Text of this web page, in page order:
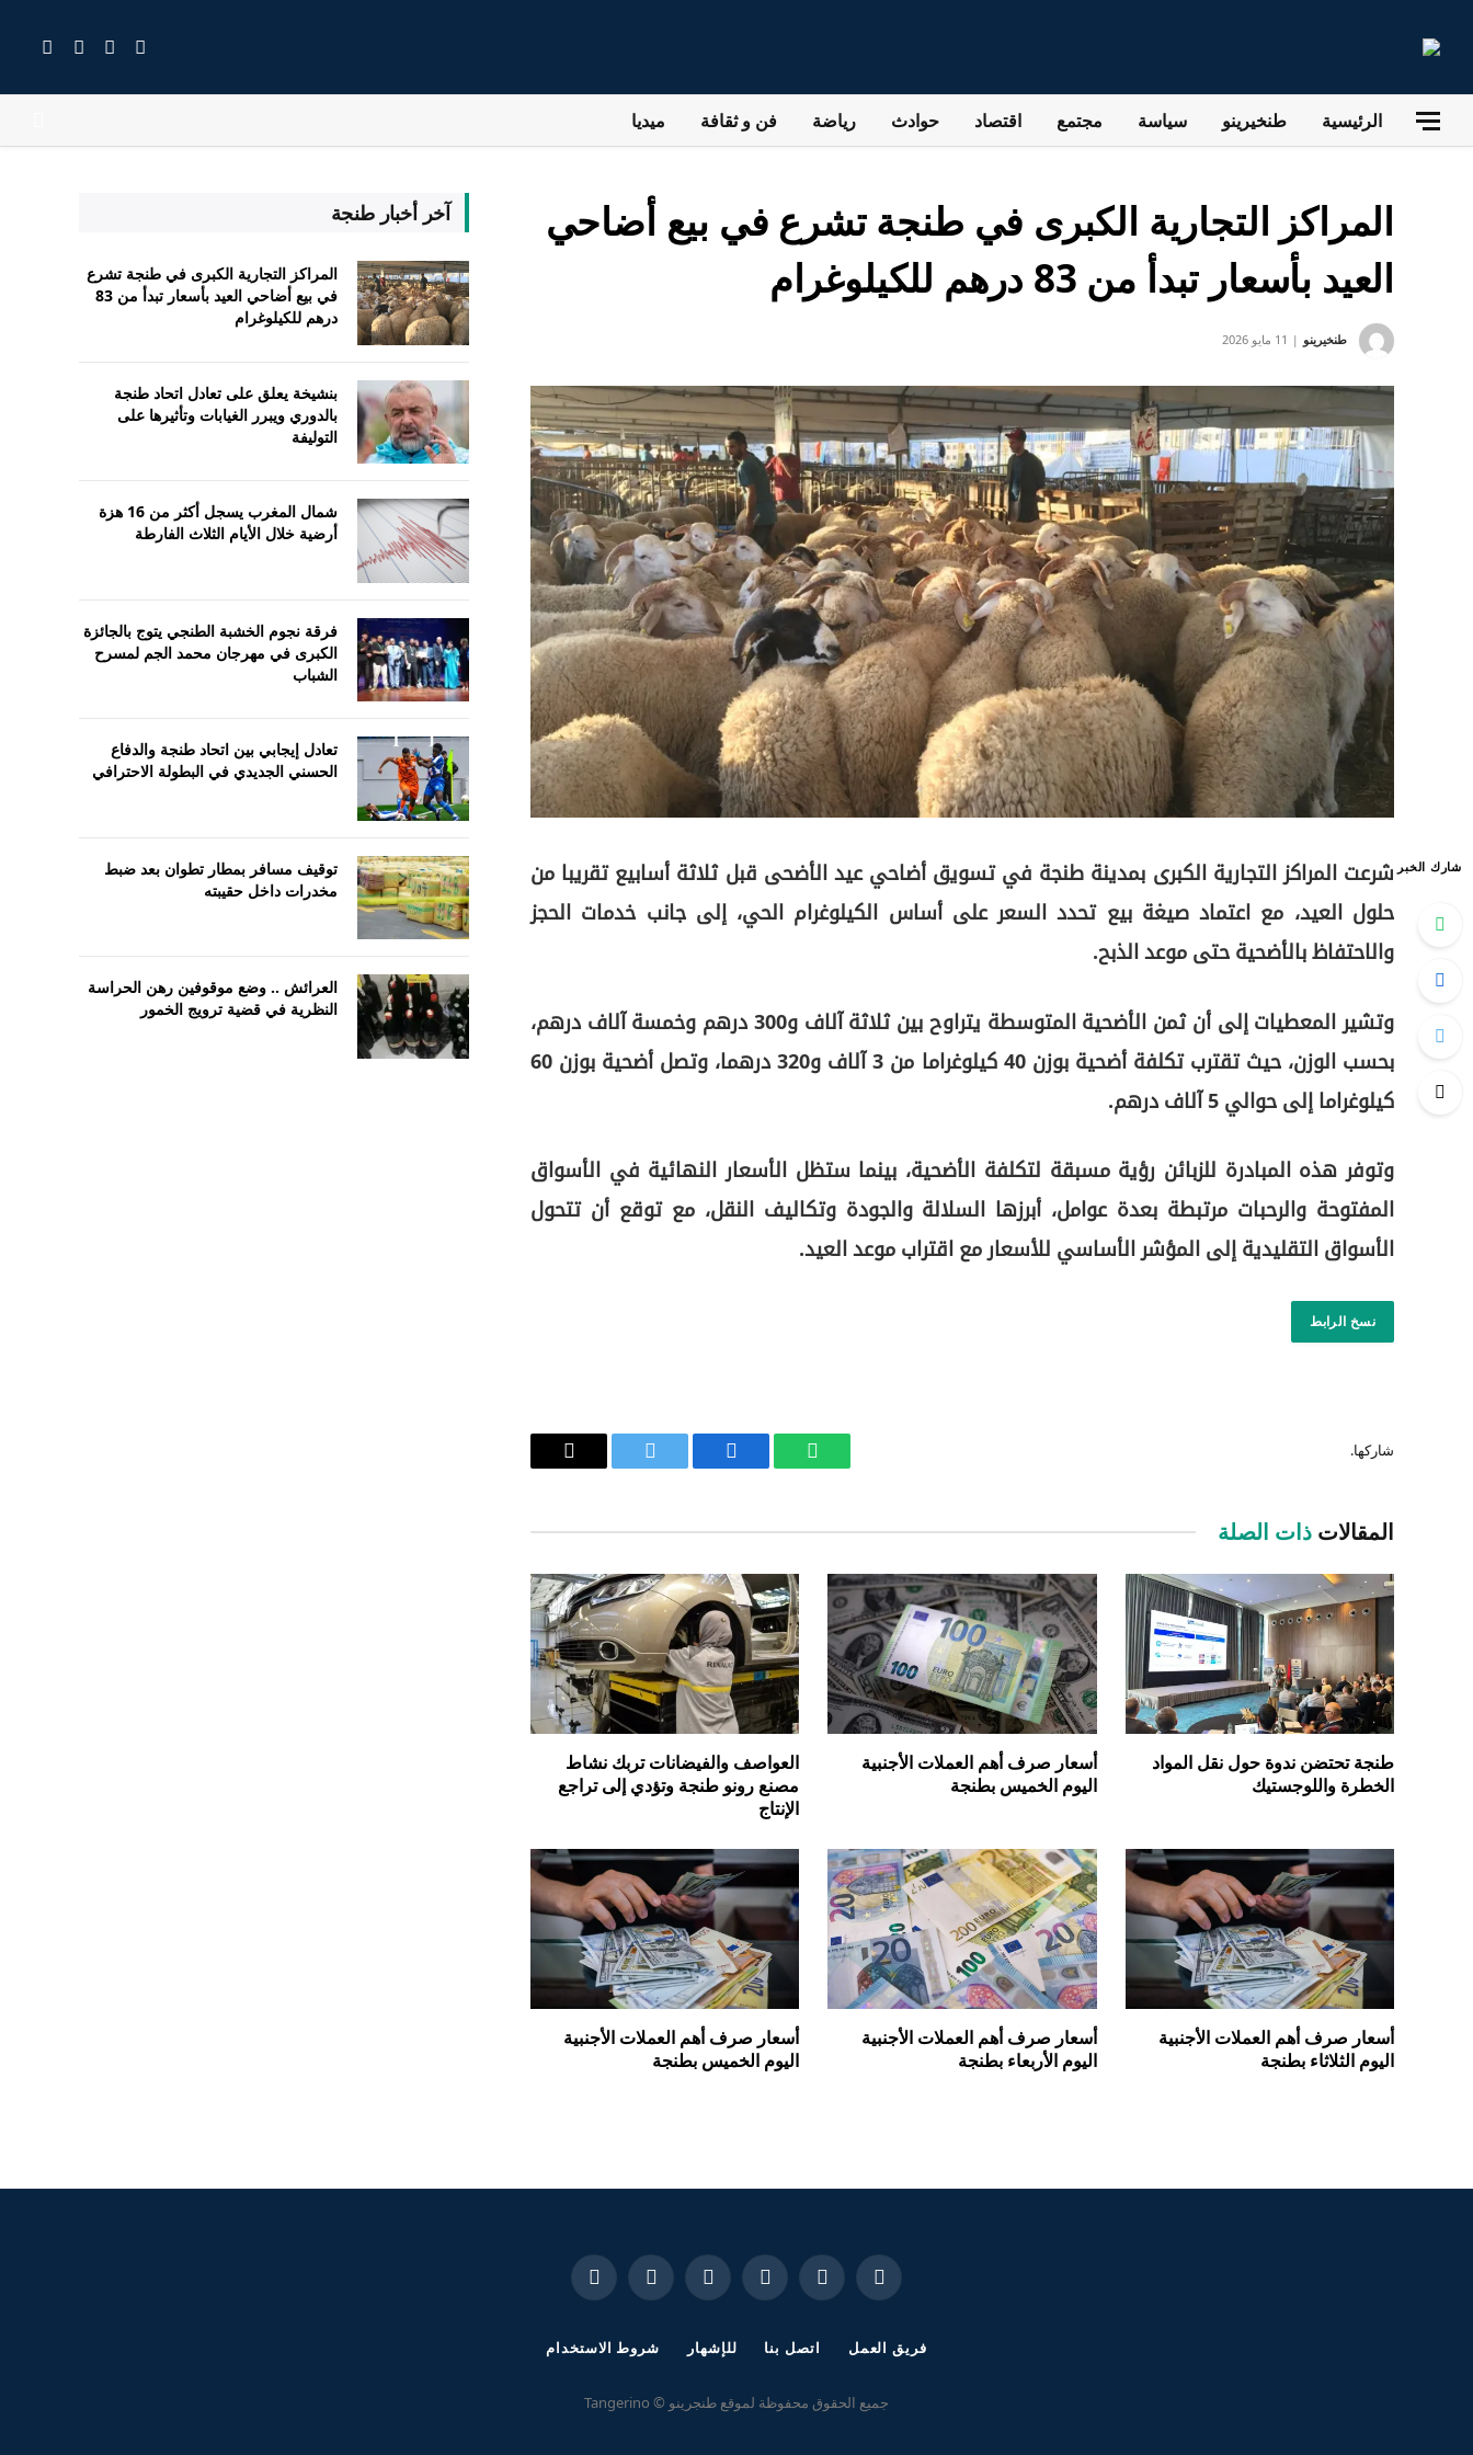
فيسبوك
X
الانستغرام
RSS
الرئيسية طنخيرينو سياسة مجتمع اقتصاد حوادث رياضة فن و ثقافة ميديا
المراكز التجارية الكبرى في طنجة تشرع في بيع أضاحي
العيد بأسعار تبدأ من 83 درهم للكيلوغرام
طنخيرينو 11 مايو 2026
شارك الخبر شرعت المراكز التجارية الكبرى بمدينة طنجة في تسويق أضاحي عيد الأضحى قبل ثلاثة أسابيع تقريبا من
حلول العيد، مع اعتماد صيغة بيع تحدد السعر على أساس الكيلوغرام الحي، إلى جانب خدمات الحجز
والاحتفاظ بالأضحية حتى موعد الذبح.
وتشير المعطيات إلى أن ثمن الأضحية المتوسطة يتراوح بين ثلاثة آلاف و300 درهم وخمسة آلاف درهم،
بحسب الوزن، حيث تقترب تكلفة أضحية بوزن 40 كيلوغراما من 3 آلاف و320 درهما، وتصل أضحية بوزن 60
كيلوغراما إلى حوالي 5 آلاف درهم.
وتوفر هذه المبادرة للزبائن رؤية مسبقة لتكلفة الأضحية، بينما ستظل الأسعار النهائية في الأسواق
المفتوحة والرحبات مرتبطة بعدة عوامل، أبرزها السلالة والجودة وتكاليف النقل، مع توقع أن تتحول
الأسواق التقليدية إلى المؤشر الأساسي للأسعار مع اقتراب موعد العيد.
نسخ الرابط
شاركها.
واتساب فيسبوك تويتر
Copy
المقالات ذات الصلة
طنجة تحتضن ندوة حول نقل المواد
الخطرة واللوجستيك
أسعار صرف أهم العملات الأجنبية
اليوم الخميس بطنجة
العواصف والفيضانات تربك نشاط
مصنع رونو طنجة وتؤدي إلى تراجع
الإنتاج
أسعار صرف أهم العملات الأجنبية
اليوم الثلاثاء بطنجة
أسعار صرف أهم العملات الأجنبية
اليوم الأربعاء بطنجة
أسعار صرف أهم العملات الأجنبية
اليوم الخميس بطنجة
آخر أخبار طنجة
المراكز التجارية الكبرى في طنجة تشرع
في بيع أضاحي العيد بأسعار تبدأ من 83
درهم للكيلوغرام
بنشيخة يعلق على تعادل اتحاد طنجة
بالدوري ويبرر الغيابات وتأثيرها على
التوليفة
شمال المغرب يسجل أكثر من 16 هزة
أرضية خلال الأيام الثلاث الفارطة
فرقة نجوم الخشبة الطنجي يتوج بالجائزة
الكبرى في مهرجان محمد الجم لمسرح
الشباب
تعادل إيجابي بين اتحاد طنجة والدفاع
الحسني الجديدي في البطولة الاحترافي
توقيف مسافر بمطار تطوان بعد ضبط
مخدرات داخل حقيبته
العرائش .. وضع موقوفين رهن الحراسة
النظرية في قضية ترويج الخمور
فيسبوك
X
(Twitter)
الانستغراميوتيوب واتساب تيكتوك
فريق العمل اتصل بنا للإشهار شروط الاستخدام
جميع الحقوق محفوظة لموقع طنجرينو © Tangerino